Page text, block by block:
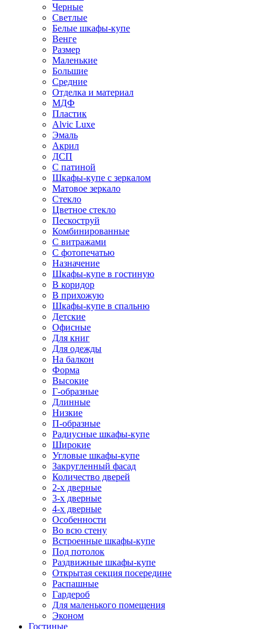
Черные
Светлые
Белые шкафы-купе
Венге
Размер
Маленькие
Большие
Средние
Отделка и материал
МДФ
Пластик
Alvic Luxe
Эмаль
Акрил
ДСП
С патиной
Шкафы-купе с зеркалом
Матовое зеркало
Стекло
Цветное стекло
Пескоструй
Комбинированные
С витражами
С фотопечатью
Назначение
Шкафы-купе в гостиную
В коридор
В прихожую
Шкафы-купе в спальню
Детские
Офисные
Для книг
Для одежды
На балкон
Форма
Высокие
Г-образные
Длинные
Низкие
П-образные
Радиусные шкафы-купе
Широкие
Угловые шкафы-купе
Закругленный фасад
Количество дверей
2-х дверные
3-х дверные
4-х дверные
Особенности
Во всю стену
Встроенные шкафы-купе
Под потолок
Раздвижные шкафы-купе
Открытая секция посередине
Распашные
Гардероб
Для маленького помещения
Эконом
Гостиные